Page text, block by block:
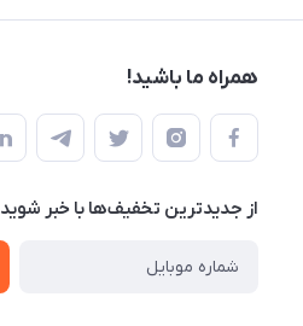
همراه ما باشید!
از جدید‌ترین تخفیف‌ها با‌ خبر شوید